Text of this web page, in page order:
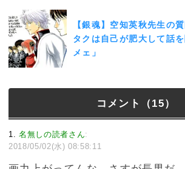
【銀魂】空知英秋先生の
タクは自己が肥大して話
メェ」
コメント（15）
1 名無しの読者さん:
2018/05/02(水) 08:58:11